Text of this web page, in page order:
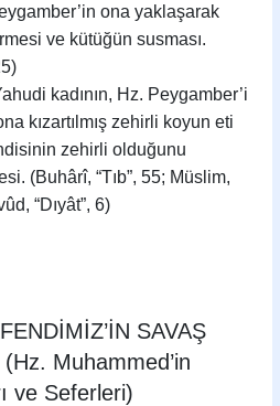
ona yaklaşarak
ve kütüğün susması.
kadının, Hz. Peygamber’i
kızartılmış zehirli koyun eti
zehirli olduğunu
(Buhârî, “Tıb”, 55; Müslim,
“Dıyât”, 6)
SAVAŞ
Muhammed’in
ve Seferleri)